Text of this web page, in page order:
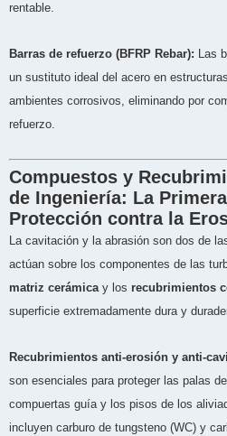
rentable.
Barras de refuerzo (BFRP Rebar): Las
un sustituto ideal del acero en
ambientes corrosivos, eliminando por
refuerzo.
Compuestos y
de Ingeniería: La
Protección contra la
La cavitación y la abrasión son dos de
actúan sobre los componentes de las
matriz cerámica y los recubrimientos
superficie extremadamente dura y
Recubrimientos anti-erosión y anti-
son esenciales para proteger las palas
compuertas guía y los pisos de los
incluyen carburo de tungsteno (WC) y